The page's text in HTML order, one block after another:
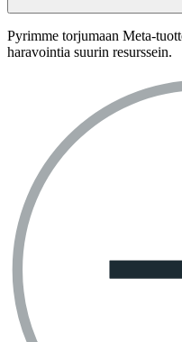
Pyrimme torjumaan Meta-
haravointia suurin resurssein.